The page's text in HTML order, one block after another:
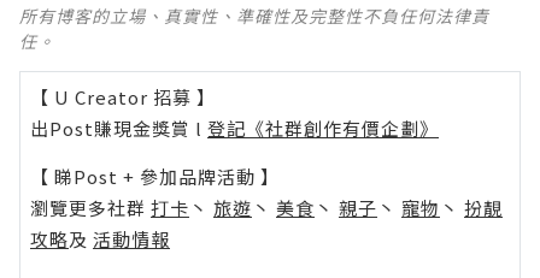
所有博客的立場、真實性、準確性及完整性不負任何法律責
任。
【 U Creator 招募 】
出Post賺現金獎賞 l 登記《社群創作有價企劃》
【 睇Post + 參加品牌活動 】
瀏覽更多社群 打卡 丶 旅遊 丶 美食 丶 親子 丶 寵物 丶 扮靚
攻略及 活動情報